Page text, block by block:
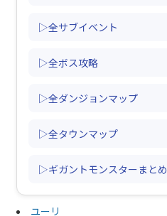
▷全サブイベント
▷全ボス攻略
▷全ダンジョンマップ
▷全タウンマップ
▷ギガントモンスターまとめ
ユーリ